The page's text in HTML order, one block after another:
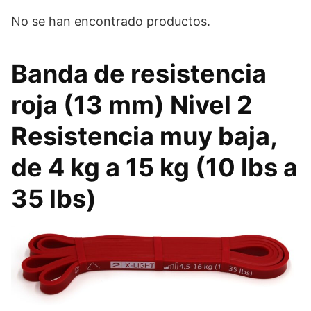
No se han encontrado productos.
Banda de resistencia
roja (13 mm) Nivel 2
Resistencia muy baja,
de 4 kg a 15 kg (10 lbs a
35 lbs)